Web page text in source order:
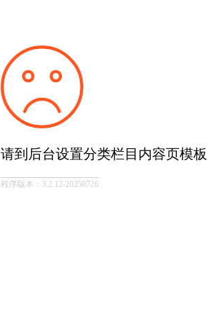
请到后台设置分类栏目内容页模板
程序版本：3.2.12-20250726